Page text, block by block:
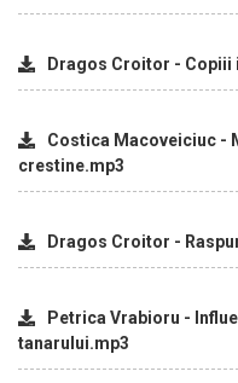
Dragos Croitor - Copiii
Costica Macoveiciuc -
crestine.mp3
Dragos Croitor -
Petrica Vrabioru -
tanarului.mp3